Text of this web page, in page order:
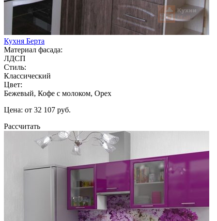
Кухня Берта
Материал фасада:
ЛДСП
Стиль:
Классический
Цвет:
Бежевый, Кофе с молоком, Орех
Цена: от 32 107 руб.
Рассчитать